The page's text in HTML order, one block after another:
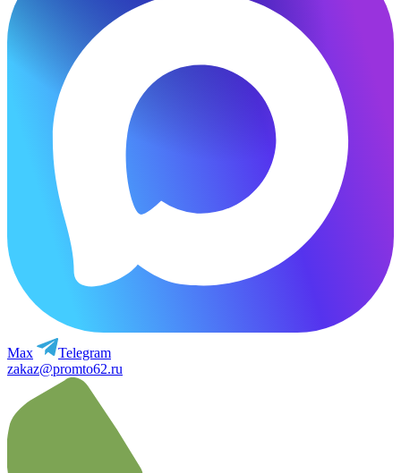
Max
Telegram
zakaz@promto62.ru